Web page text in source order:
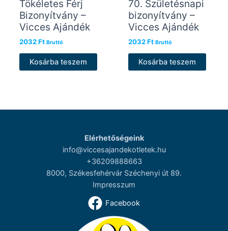
Tökéletes Férj
Bizonyítvány –
Vicces Ajándék
2032Ft Bruttó
Kosárba teszem
70. Születésnapi
bizonyítvány –
Vicces Ajándék
2032Ft Bruttó
Kosárba teszem
Elérhetőségeink
info@viccesajandekotletek.hu
+36209888663
8000, Székesfehérvár Széchenyi út 89.
Impresszum
Facebook